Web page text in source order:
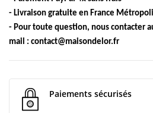
- Livraison gratuite en France
- Pour toute question, nous contacter
mail : contact@maisondelor.fr
Paiements sécurisés